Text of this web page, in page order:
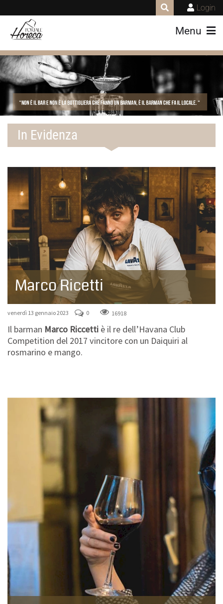
Login
Menu
In Evidenza
Marco Ricetti
venerdì 13 gennaio 2023 0 16918
Il barman Marco Riccetti è il re dell’Havana Club
Competition del 2017 vincitore con un Daiquiri al
rosmarino e mango.